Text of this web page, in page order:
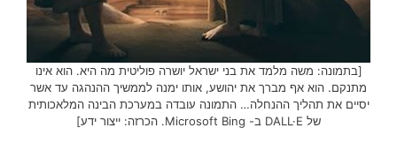
[בתמונה: משה מלמד את בני ישראל יושרה פוליטית מה היא. הוא אינו
מתנקם. הוא אף מברך את יהושע, אותו ימנה לממשיך ההנהגה עד אשר
יסיים את תהליך ההנחלה… התמונה עובדה במערכת הבינה המלאכותית
של DALL·E ב- Microsoft Bing. הכרזה: ייצור ידע]